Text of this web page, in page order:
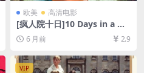
欧美 高清电影
[疯人院十日]10 Days in a Ma
dhouse (2015)[百度网盘+夸
克网盘1080P超清未删减资源]
B][中文字幕]
6 月前 2.9
VIP